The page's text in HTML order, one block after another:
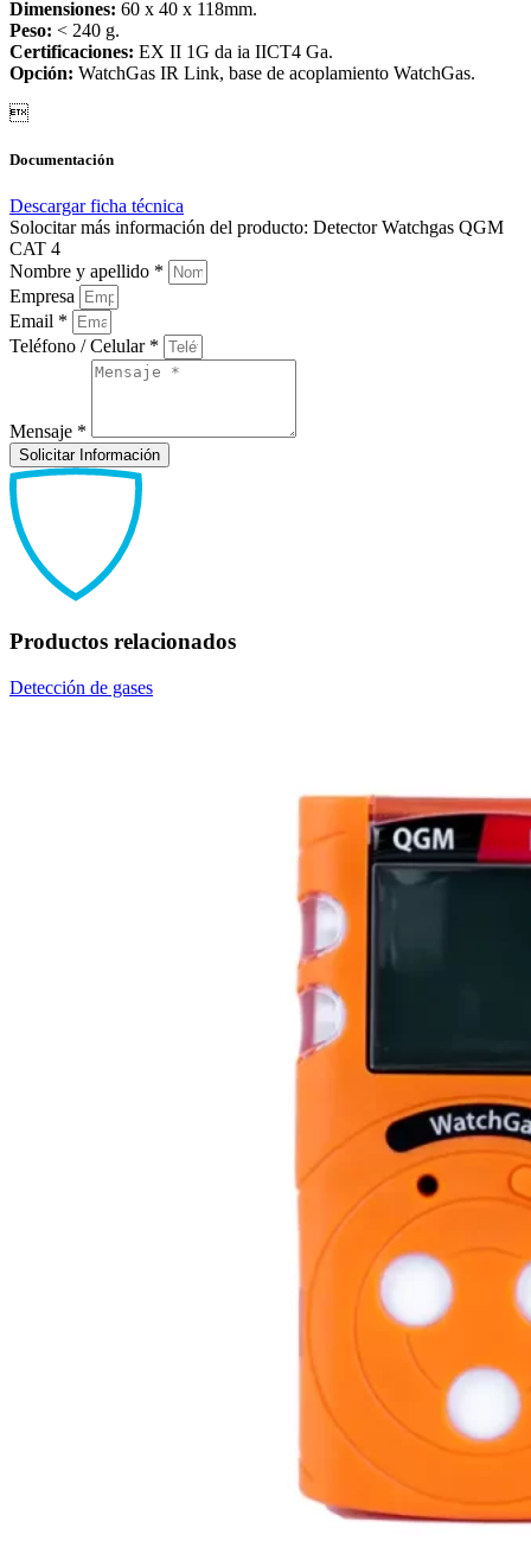
Dimensiones: 60 x 40 x 118mm.
Peso: < 240 g.
Certificaciones: EX II 1G da ia IICT4 Ga.
Opción: WatchGas IR Link, base de acoplamiento WatchGas.

Documentación
Descargar ficha técnica
Solocitar más información del producto: Detector Watchgas QGM
CAT 4
Nombre y apellido *
Empresa
Email *
Teléfono / Celular *
Mensaje *
Solicitar Información
Productos relacionados
Detección de gases